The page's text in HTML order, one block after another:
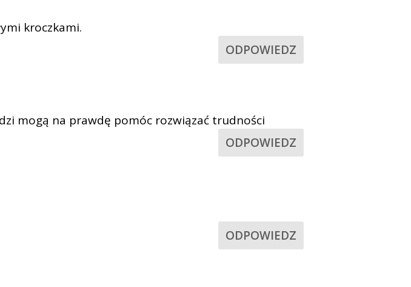
kroczkami.
ODPOWIEDZ
mogą na prawdę pomóc rozwiązać trudności
ODPOWIEDZ
ODPOWIEDZ